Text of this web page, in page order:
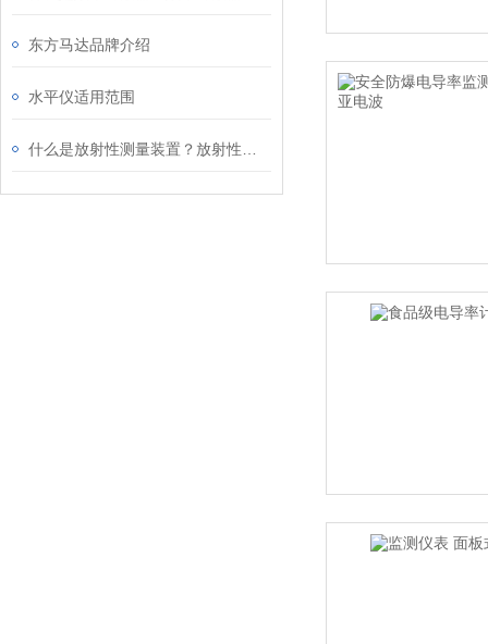
东方马达品牌介绍
水平仪适用范围